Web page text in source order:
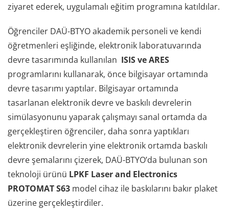
ziyaret ederek, uygulamalı eğitim programına katıldılar.
Öğrenciler DAÜ-BTYO akademik personeli ve kendi
öğretmenleri eşliğinde, elektronik laboratuvarında
devre tasarımında kullanılan ISIS ve ARES
programlarını kullanarak, önce bilgisayar ortamında
devre tasarımı yaptılar. Bilgisayar ortamında
tasarlanan elektronik devre ve baskılı devrelerin
simülasyonunu yaparak çalışmayı sanal ortamda da
gerçekleştiren öğrenciler, daha sonra yaptıkları
elektronik devrelerin yine elektronik ortamda baskılı
devre şemalarını çizerek, DAÜ-BTYO’da bulunan son
teknoloji ürünü LPKF Laser and Electronics
PROTOMAT S63 model cihaz ile baskılarını bakır plaket
üzerine gerçekleştirdiler.